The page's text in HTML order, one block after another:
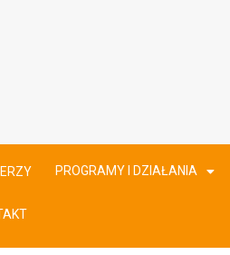
PROGRAMY I DZIAŁANIA